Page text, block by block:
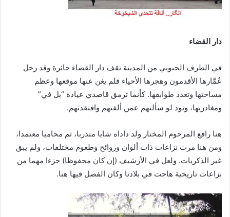
دار القضاء
في الطرف الجنوبي من المدينة تقف دار القضاء حائرة وقد رحل
عُمَّارها الأقدمون وهجرها الأحياء فلم يغن عنها موقعها وعظم
مساحتها وتعدد طوابقها. كأنما ترمق قاصدي عيادة “بل في”
ومغادريها، وتود لو سألتهم عمن ألفتهم وافتقدتهم.
هنا رافع المرحوم المختار ولد داداه شابا متدربا، ثم محاميا معتمدا،
ومن هنا مرت نزاعات ذات ألوان وروائح وطعوم مختلفات، ولم يبق
غير الذكريات. ولعل في الأرشيف (إن كان محفوظا) جزءا مهما من
نزاعات تاريخية هاجت في بلادنا وكان الفصل فيها هنا.